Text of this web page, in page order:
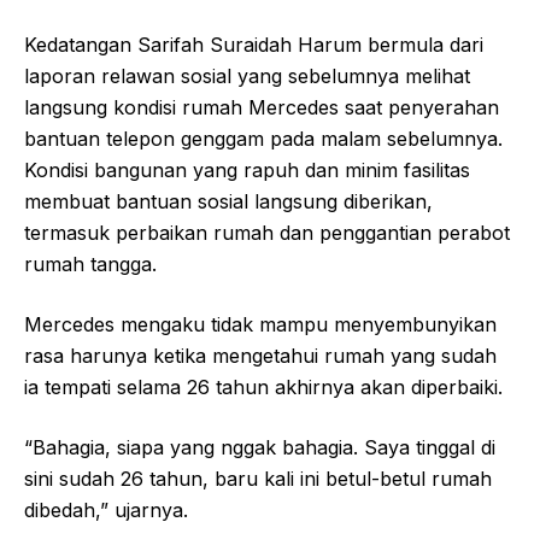
Kedatangan Sarifah Suraidah Harum bermula dari
laporan relawan sosial yang sebelumnya melihat
langsung kondisi rumah Mercedes saat penyerahan
bantuan telepon genggam pada malam sebelumnya.
Kondisi bangunan yang rapuh dan minim fasilitas
membuat bantuan sosial langsung diberikan,
termasuk perbaikan rumah dan penggantian perabot
rumah tangga.
Mercedes mengaku tidak mampu menyembunyikan
rasa harunya ketika mengetahui rumah yang sudah
ia tempati selama 26 tahun akhirnya akan diperbaiki.
“Bahagia, siapa yang nggak bahagia. Saya tinggal di
sini sudah 26 tahun, baru kali ini betul-betul rumah
dibedah,” ujarnya.